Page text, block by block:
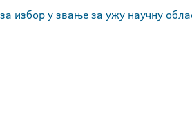
избор у звање за ужу научну